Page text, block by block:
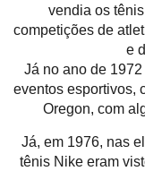
vendia os
competições de
e
Já no ano de
eventos esportivos,
Oregon, com
Já, em 1976, nas
tênis Nike eram